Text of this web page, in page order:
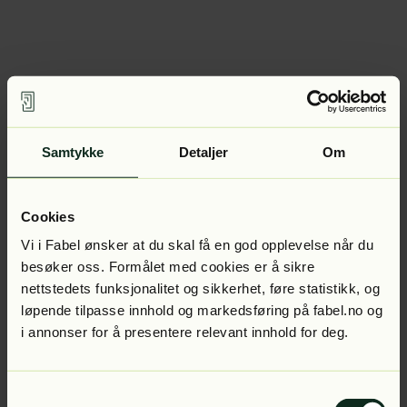
Samtykke Detaljer Om
Cookies
Vi i Fabel ønsker at du skal få en god opplevelse når du
besøker oss. Formålet med cookies er å sikre
nettstedets funksjonalitet og sikkerhet, føre statistikk, og
løpende tilpasse innhold og markedsføring på fabel.no og
i annonser for å presentere relevant innhold for deg.